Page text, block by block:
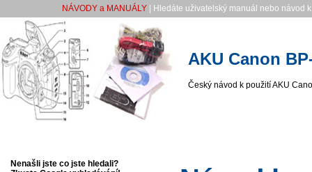
NÁVODY a MANUÁLY | Hledáte uživatelský manuál nebo návod
AKU Canon
Český návod k použití AKU
Nenašli jste co jste hledali?